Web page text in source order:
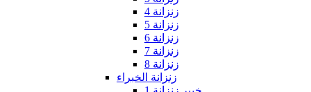
زنزانة 4
زنزانة 5
زنزانة 6
زنزانة 7
زنزانة 8
زنزانة الخبراء